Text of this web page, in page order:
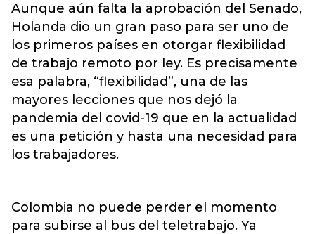
Aunque aún falta la aprobación del Senado,
Holanda dio un gran paso para ser uno de
los primeros países en otorgar flexibilidad
de trabajo remoto por ley. Es precisamente
esa palabra, “flexibilidad”, una de las
mayores lecciones que nos dejó la
pandemia del covid-19 que en la actualidad
es una petición y hasta una necesidad para
los trabajadores.
Colombia no puede perder el momento
para subirse al bus del teletrabajo. Ya